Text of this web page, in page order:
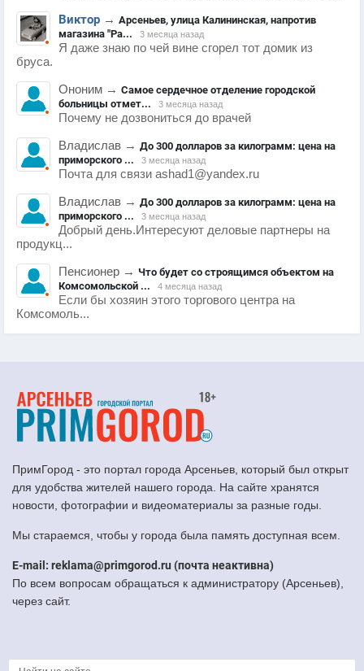
Виктор → Арсеньев, улица Калининская, напротив
магазина "Ра...
3 месяца назад
Я даже знаю по чей вине сгорел тот домик из
бруса.
Ононим → Самое сердечное отделение городской
больницы отмет...
3 месяца назад
Почему не дозвониться до врачей
Владислав → До 300 долларов за килограмм: цена на
приморского ...
3 месяца назад
Почта для связи ashad1@yandex.ru
Владислав → До 300 долларов за килограмм: цена на
приморского ...
3 месяца назад
Добрый день.Интересуют деловые партнеры на
продукц...
Пенсионер → Что будет со строящимся объектом на
Комсомольской ...
4 месяца назад
Если бы хозяин этого торгового центра на
Комсомоль...
ПримГород - это портал города Арсеньев, который был открыт
для удобства жителей нашего города. На сайте хранятся
новости, фотографии и видеоматериалы за разные годы.
Мы стараемся, чтобы у города была память доступная всем.
E-mail: reklama@primgorod.ru (почта неактивна)
По всем вопросам обращаться к администратору (Арсеньев),
через сайт.